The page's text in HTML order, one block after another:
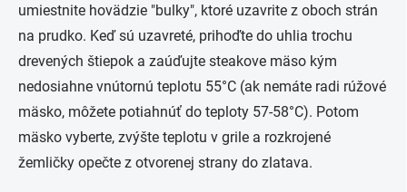
umiestnite hovädzie "bulky", ktoré uzavrite z oboch strán
na prudko. Keď sú uzavreté, prihoďte do uhlia trochu
drevených štiepok a zaúďujte steakove mäso kým
nedosiahne vnútornú teplotu 55°C (ak nemáte radi rúžové
mäsko, môžete potiahnúť do teploty 57-58°C). Potom
mäsko vyberte, zvýšte teplotu v grile a rozkrojené
žemličky opečte z otvorenej strany do zlatava.